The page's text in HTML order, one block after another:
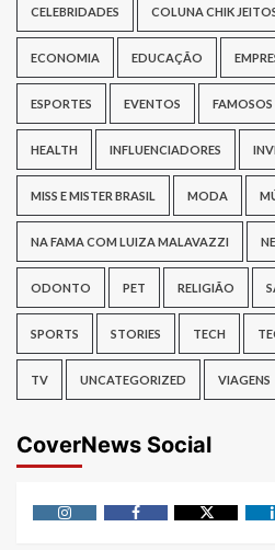
CELEBRIDADES COLUNA CHIK
ECONOMIA EDUCAÇÃO
ESPORTES EVENTOS FAMOSOS
HEALTH INFLUENCIADORES
MISS E MISTER BRASIL MODA
NA FAMA COM LUIZA MALAVAZZI
ODONTO PET RELIGIÃO
SPORTS STORIES TECH
TV UNCATEGORIZED VIAGENS
CoverNews Social